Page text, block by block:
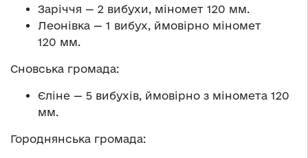
Заріччя — 2 вибухи, міномет 120 мм.
Леонівка — 1 вибух, ймовірно міномет
120 мм.
Сновська громада:
Єліне — 5 вибухів, ймовірно з міномета 120
мм.
Городнянська громада: